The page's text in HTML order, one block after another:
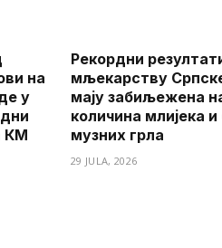
на
у
КМ
Рекордни
мљекарству
мају забиљежена
количина млијека и
музних грла
29 JULA, 2026